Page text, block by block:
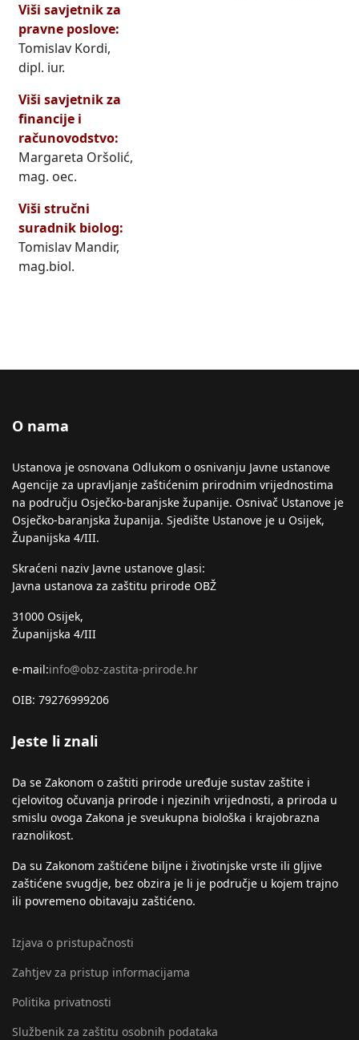
Viši savjetnik za
pravne poslove:
Tomislav Kordi,
dipl. iur.
Viši savjetnik za
financije i
računovodstvo:
Margareta Oršolić,
mag. oec.
Viši stručni
suradnik biolog:
Tomislav Mandir,
mag.biol.
O nama
Ustanova je osnovana Odlukom o osnivanju Javne ustanove
Agencije za upravljanje zaštićenim prirodnim vrijednostima
na području Osječko-baranjske županije. Osnivač Ustanove je
Osječko-baranjska županija. Sjedište Ustanove je u Osijek,
Županijska 4/III.
Skraćeni naziv Javne ustanove glasi:
Javna ustanova za zaštitu prirode OBŽ
31000 Osijek,
Županijska 4/III
e-mail:info@obz-zastita-prirode.hr
OIB: 79276999206
Jeste li znali
Da se Zakonom o zaštiti prirode uređuje sustav zaštite i
cjelovitog očuvanja prirode i njezinih vrijednosti, a priroda u
smislu ovoga Zakona je sveukupna biološka i krajobrazna
raznolikost.
Da su Zakonom zaštićene biljne i životinjske vrste ili gljive
zaštićene svugdje, bez obzira je li je područje u kojem trajno
ili povremeno obitavaju zaštićeno.
Izjava o pristupačnosti
Zahtjev za pristup informacijama
Politika privatnosti
Službenik za zaštitu osobnih podataka